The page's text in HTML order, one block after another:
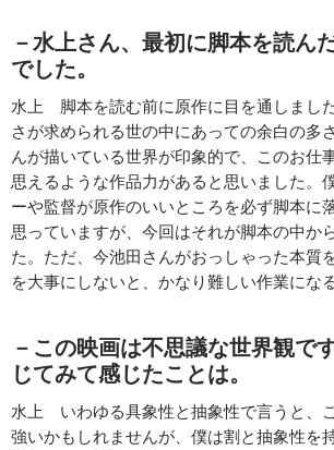
－水上さん、最初に脚本を読ん
でした。
水上 脚本を読む前に原作に目を通しまし
さが求められる世の中にあっての余白の多
んが描いている世界が印象的で、このお仕
思えるような作品力があると思いました。
ーや監督が原作のいいところを必ず脚本に
思っていますが、今回はそれが脚本の中か
た。ただ、今池田さんがおっしゃった本質
を大事にしないと、かなり難しい作業にな
－この映画は不思議な世界観で
じてみて感じたことは。
水上 いわゆる具象性と抽象性で言うと、
強いかもしれませんが、僕は割と抽象性を